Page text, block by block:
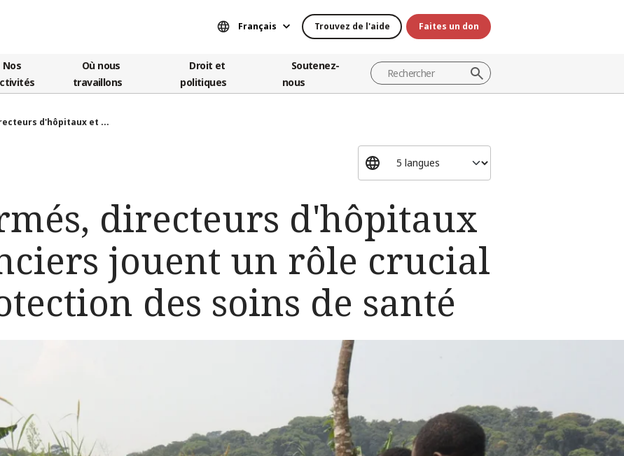
Français Trouvez de l'aide Faites un don
Nos
Où nous
travaillons
Droit et
politiques
Soutenez-
nous
d'hôpitaux et ...
directeurs d'hôpitaux
jouent un rôle crucial
des soins de santé